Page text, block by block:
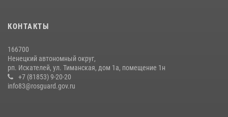
КОНТАКТЫ
166700
Ненецкий автономный округ,
рп. Искателей, ул. Тиманская, дом 1а, помещение 1н
+7 (81853) 9-20-20
info83@rosguard.gov.ru